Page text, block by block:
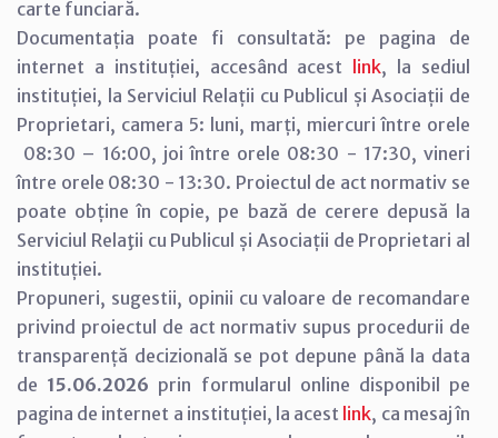
carte funciară.
Documentația poate fi consultată: pe pagina de
internet a instituției, accesând acest link, la sediul
instituției, la Serviciul Relații cu Publicul și Asociații de
Proprietari, camera 5: luni, marți, miercuri între orele
08:30 – 16:00, joi între orele 08:30 - 17:30, vineri
între orele 08:30 - 13:30. Proiectul de act normativ se
poate obține în copie, pe bază de cerere depusă la
Serviciul Relaţii cu Publicul și Asociații de Proprietari al
instituției.
Propuneri, sugestii, opinii cu valoare de recomandare
privind proiectul de act normativ supus procedurii de
transparență decizională se pot depune până la data
de 15.06.2026 prin formularul online disponibil pe
pagina de internet a instituției, la acest link, ca mesaj în